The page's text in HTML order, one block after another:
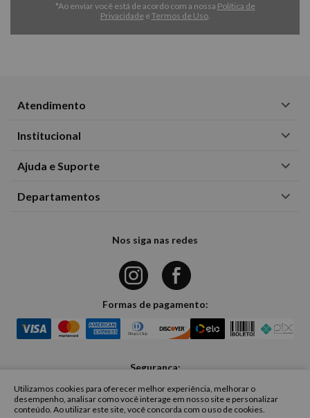
*Ao enviar você está de acordo com a nossa Política de
Privacidade e Termos de Uso.
Atendimento
Institucional
Ajuda e Suporte
Departamentos
Nos siga nas redes
Formas de pagamento:
Segurança:
Utilizamos cookies para oferecer melhor experiência, melhorar o
desempenho, analisar como você interage em nosso site e personalizar
conteúdo. Ao utilizar este site, você concorda com o uso de cookies.